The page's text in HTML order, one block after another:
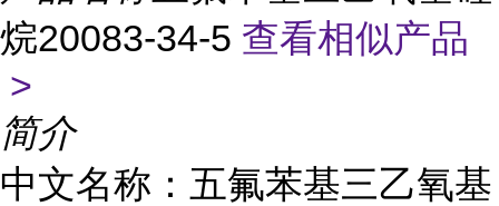
烷20083-34-5 查看相似产品
>
简介
中文名称：五氟苯基三乙氧基